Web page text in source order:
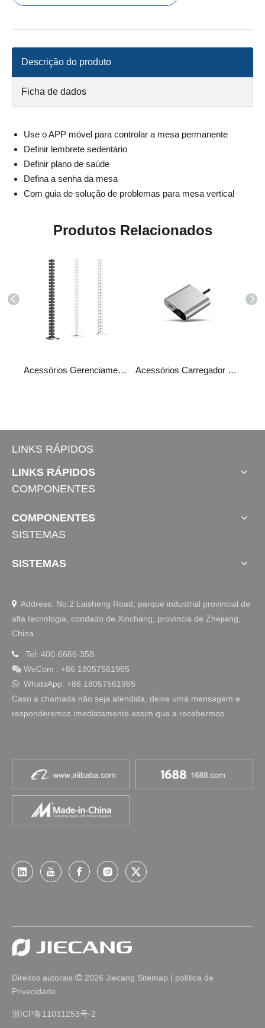
Descrição do produto
Ficha de dados
Use o APP móvel para controlar a mesa permanente
Definir lembrete sedentário
Definir plano de saúde
Defina a senha da mesa
Com guia de solução de problemas para mesa vertical
Produtos Relacionados
Acessórios Gerenciamento de cabos J-TSXG01 Acessórios​​​​​​​​​​​​​​ Carregador Rápido JCP35N7
LINKS RÁPIDOS
LINKS RÁPIDOS
COMPONENTES
COMPONENTES
SISTEMAS
SISTEMAS
 Address: No.2 Laisheng Road, parque industrial provincial de
alta tecnologia, condado de Xinchang, província de Zhejiang,
China
 Tel: 400-6666-358
 WeCom : +86 18057561965
 WhatsApp: +86 18057561965
Caso a chamada não seja atendida, deixe uma mensagem e
responderemos imediatamente assim que a recebermos.
Direitos autorais  2026 Jiecang Sitemap | política de
Privacidade
浙ICP备11031253号-2